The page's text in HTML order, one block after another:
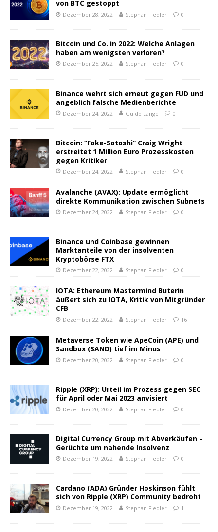
von BTC gestoppt
Dezember 28, 2022 Stephan Fiedler 0
Bitcoin und Co. in 2022: Welche Anlagen
haben am wenigsten verloren?
Dezember 25, 2022 Stephan Fiedler 0
Binance wehrt sich erneut gegen FUD und
angeblich falsche Medienberichte
Dezember 24, 2022 Guido Lange 0
Bitcoin: “Fake-Satoshi” Craig Wright
erstreitet 1 Million Euro Prozesskosten
gegen Kritiker
Dezember 24, 2022 Stephan Fiedler 0
Avalanche (AVAX): Update ermöglicht
direkte Kommunikation zwischen Subnets
Dezember 24, 2022 Stephan Fiedler 0
Binance und Coinbase gewinnen
Marktanteile von der insolventen
Kryptobörse FTX
Dezember 22, 2022 Stephan Fiedler 0
IOTA: Ethereum Mastermind Buterin
äußert sich zu IOTA, Kritik von Mitgründer
CFB
Dezember 22, 2022 Stephan Fiedler 16
Metaverse Token wie ApeCoin (APE) und
Sandbox (SAND) tief im Minus
Dezember 20, 2022 Stephan Fiedler 0
Ripple (XRP): Urteil im Prozess gegen SEC
für April oder Mai 2023 anvisiert
Dezember 20, 2022 Stephan Fiedler 0
Digital Currency Group mit Abverkäufen –
Gerüchte um nahende Insolvenz
Dezember 19, 2022 Stephan Fiedler 0
Cardano (ADA) Gründer Hoskinson fühlt
sich von Ripple (XRP) Community bedroht
Dezember 19, 2022 Stephan Fiedler 1